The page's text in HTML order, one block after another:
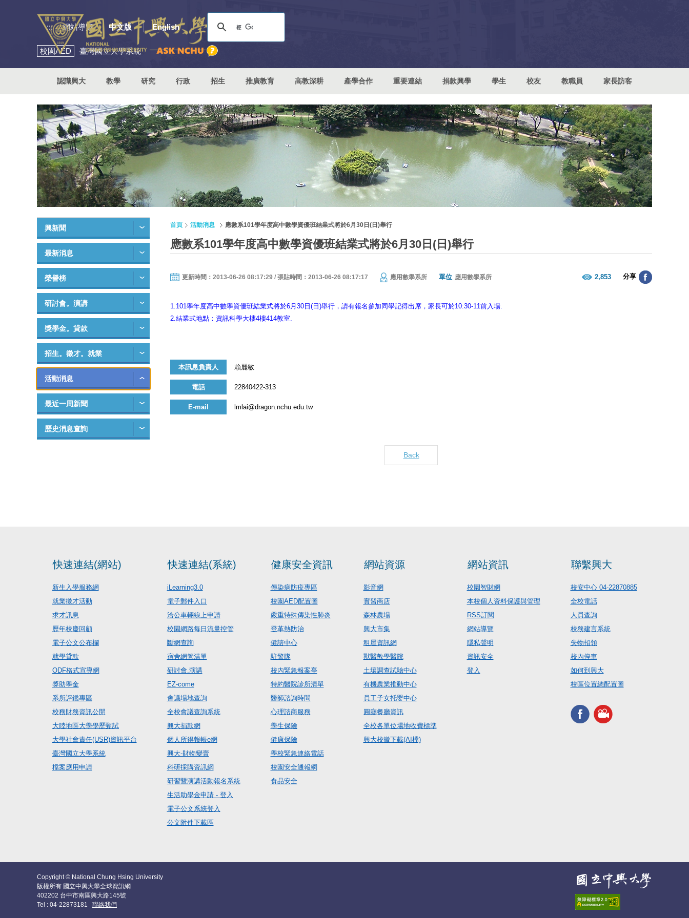
::: 網站導覽 中文版 English
校園AED 臺灣國立大學系統
認識興大 教學 研究 行政 招生 推廣教育 高教深耕 產學合作 重要連結 捐款興學 學生 校友 教職員 家長訪客
興新聞
最新消息
榮譽榜
研討會。演講
獎學金。貸款
招生。徵才。就業
活動消息
最近一周新聞
歷史消息查詢
首頁 活動消息 應數系101學年度高中數學資優班結業式將於6月30日(日)舉行
應數系101學年度高中數學資優班結業式將於6月30日(日)舉行
更新時間：2013-06-26 08:17:29 / 張貼時間：2013-06-26 08:17:17 應用數學系所 單位 應用數學系所 2,853 分享
1.101學年度高中數學資優班結業式將於6月30日(日)舉行，請有報名參加同學記得出席，家長可於10:30-11前入場.
2.結業式地點：資訊科學大樓4樓414教室.
本訊息負責人 賴麗敏
電話 22840422-313
E-mail lmlai@dragon.nchu.edu.tw
Back
快速連結(網站)
新生入學服務網
就業徵才活動
求才訊息
歷年校慶回顧
電子公文公布欄
就學貸款
ODF格式宣導網
獎助學金
系所評鑑專區
校務財務資訊公開
大陸地區大學學歷甄試
大學社會責任(USR)資訊平台
臺灣國立大學系統
檔案應用申請
快速連結(系統)
iLearning3.0
電子郵件入口
洽公車輛線上申請
校園網路每日流量控管
斷網查詢
宿舍網管清單
研討會.演講
EZ-come
會議場地查詢
全校會議查詢系統
興大捐款網
個人所得報帳e網
興大-財物變賣
科研採購資訊網
研習暨演講活動報名系統
生活助學金申請 - 登入
電子公文系統登入
公文附件下載區
健康安全資訊
傳染病防疫專區
校園AED配置圖
嚴重特殊傳染性肺炎
登革熱防治
健諮中心
駐警隊
校內緊急報案亭
特約醫院診所清單
醫師諮詢時間
心理諮商服務
學生保險
健康保險
學校緊急連絡電話
校園安全通報網
食品安全
網站資源
影音網
實習商店
森林農場
興大市集
租屋資訊網
獸醫教學醫院
土壤調查試驗中心
有機農業推動中心
員工子女托嬰中心
圓廳餐廳資訊
全校各單位場地收費標準
興大校徽下載(AI檔)
網站資訊
校園智財網
本校個人資料保護與管理
RSS訂閱
網站導覽
隱私聲明
資訊安全
登入
聯繫興大
校安中心 04-22870885
全校電話
人員查詢
校務建言系統
失物招領
校內停車
如何到興大
校區位置總配置圖
Copyright © National Chung Hsing University
版權所有 國立中興大學全球資訊網
402202 台中市南區興大路145號
Tel : 04-22873181 聯絡我們